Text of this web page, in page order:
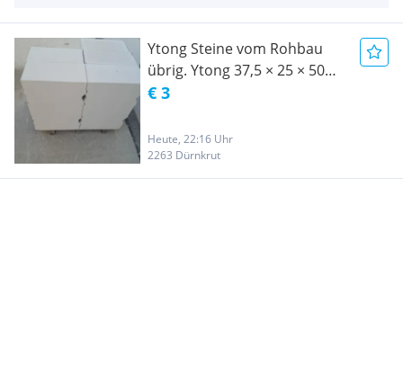
Ytong Steine vom Rohbau
übrig. Ytong 37,5 × 25 × 50
cm 15 Stück , Ytong 25 × 25 ×
€ 3
Heute, 22:16 Uhr
2263 Dürnkrut